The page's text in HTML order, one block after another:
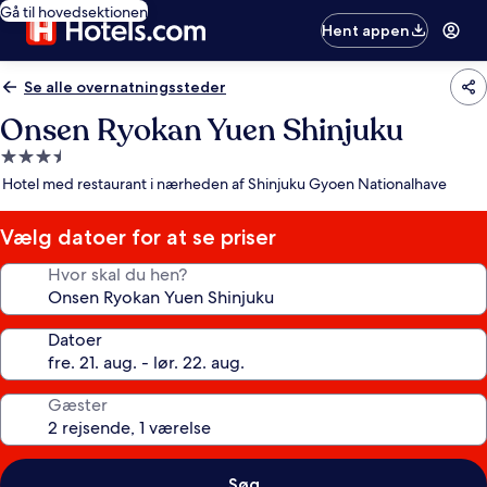
Gå til hovedsektionen
Hent appen
Se alle overnatningssteder
Onsen Ryokan Yuen Shinjuku
3.5-
stjernet
Hotel med restaurant i nærheden af Shinjuku Gyoen Nationalhave
Vælg datoer for at se priser
Hvor skal du hen?
Datoer
Gæster